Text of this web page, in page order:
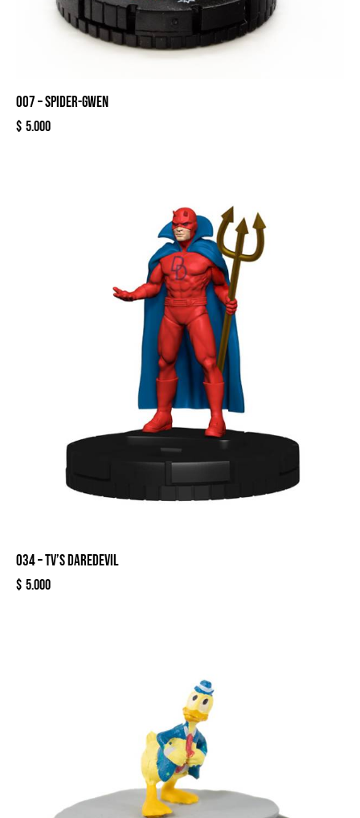
007 – SPIDER-GWEN
$ 5.000
034 – TV’S DAREDEVIL
$ 5.000